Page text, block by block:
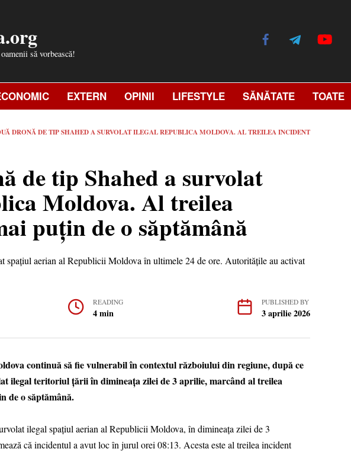
să vorbească!
EXTERN OPINII LIFESTYLE SĂNĂTATE TOATE
DRONĂ DE TIP SHAHED A SURVOLAT ILEGAL REPUBLICA MOLDOVA. AL TREILEA INCIDENT
de tip Shahed a survolat
Moldova. Al treilea
puțin de o săptămână
READING
4 min
PUBLISHED BY
3 aprilie 2026
continuă să fie vulnerabil în contextul războiului din regiune, după ce
ilegal teritoriul țării în dimineața zilei de 3 aprilie, marcând al treilea
de o săptămână.
ilegal spațiul aerian al Republicii Moldova, în dimineața zilei de 3
că incidentul a avut loc în jurul orei 08:13. Acesta este al treilea incident